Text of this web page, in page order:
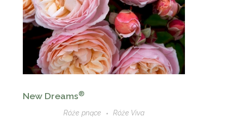
New Dreams®
Róże pnące Róże Viva